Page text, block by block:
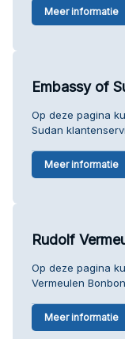
Meer informatie
Embassy of
Op deze pagina
Sudan
Meer informatie
Rudolf
Op deze pagina
Vermeulen
Meer informatie